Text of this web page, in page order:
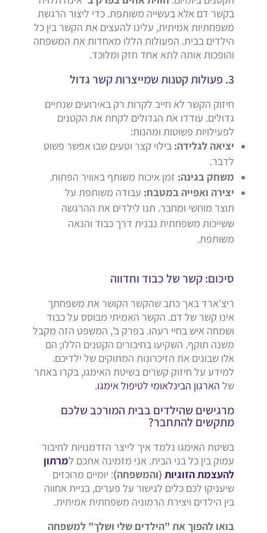
בקשר דם אלא בעשייה משותפת. כדי ליצור הרגשת
משפחתיות אמיתית, עלינו להעצים את הקשר בין כל
הילדים בבית. הפעולות הללו מאחדות את המשפחה
והופכות אותה לתא אחד חזק ומלוכד.
3. פעולות קטנות שמייצרות קשר גדול
חיזוק הקשר לא חייב לקרות רק באירועים שנתיים
גדולים. עודדו את הגדולים לקחת את הקטנים
לפעילויות פשוטות ומהנות:
יציאה לגלידה: בילוי קצר וטעים שבו אפשר פשוט
לדבר.
משחק בגינה: זמן איכות משותף באוויר הפתוח.
יצירה ואפייה במטבח: עבודה משותפת על
תוצר מוחשי ומחבר. תנו לילדים את ההרגשה
ששייכות משפחתית נבנית דרך כבוד והנאה
משותפת.
סיכום: קשר של כבוד וחדווה
ריצ'ארד באך כתב שהקשר הקושר את משפחתך
אינו קשר של דם. הקשר האמיתי מבוסס על כבוד
ושמחה איש בחיי רעהו. בפרק ב', המשפט הזה מקבל
משנה תוקף. השקיעו בחיבורים הקטנים הללו; הם
אלו שבונים את הזיכרונות המתוקים של ילדיכם.
למידע על חיזוק קשרים בשיטת האימגו, בקרו באתר
של הארגון הבינלאומי לטיפול אימגו.
מרגישים שהילדים בבית המורכב שלכם
מתקשים להתחבר?
בשיטת האימגו נלמד איך לייצר הזדמנויות לחיבור
עמוק בין כל בני הבית. אני מזמינה אתכם למרתון
להעצמת הזוגיות(והמשפחה): יומיים מרוכזים
שיעניקו לכם כלים לגישור על פערים, בניית אחווה
בין הילדים ויצירת הרמוניה משפחתית אמיתית.
בואו להפוך את "הילדים שלי ושלך" למשפחה